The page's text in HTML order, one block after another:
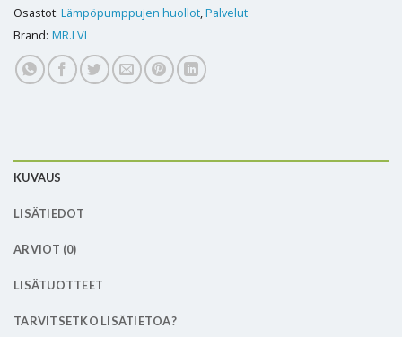
Osastot: Lämpöpumppujen huollot,Palvelut
Brand: MR.LVI
KUVAUS
LISÄTIEDOT
ARVIOT (0)
LISÄTUOTTEET
TARVITSETKO LISÄTIETOA?